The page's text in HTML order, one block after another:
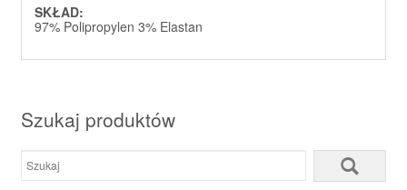
SKŁAD:
97% Polipropylen 3% Elastan
Szukaj produktów